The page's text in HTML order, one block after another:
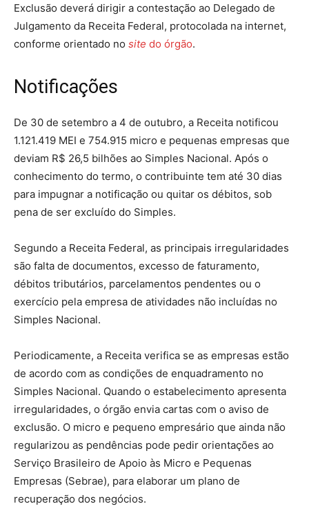
Exclusão deverá dirigir a contestação ao Delegado de
Julgamento da Receita Federal, protocolada na internet,
conforme orientado no site do órgão.
Notificações
De 30 de setembro a 4 de outubro, a Receita notificou
1.121.419 MEI e 754.915 micro e pequenas empresas que
deviam R$ 26,5 bilhões ao Simples Nacional. Após o
conhecimento do termo, o contribuinte tem até 30 dias
para impugnar a notificação ou quitar os débitos, sob
pena de ser excluído do Simples.
Segundo a Receita Federal, as principais irregularidades
são falta de documentos, excesso de faturamento,
débitos tributários, parcelamentos pendentes ou o
exercício pela empresa de atividades não incluídas no
Simples Nacional.
Periodicamente, a Receita verifica se as empresas estão
de acordo com as condições de enquadramento no
Simples Nacional. Quando o estabelecimento apresenta
irregularidades, o órgão envia cartas com o aviso de
exclusão. O micro e pequeno empresário que ainda não
regularizou as pendências pode pedir orientações ao
Serviço Brasileiro de Apoio às Micro e Pequenas
Empresas (Sebrae), para elaborar um plano de
recuperação dos negócios.